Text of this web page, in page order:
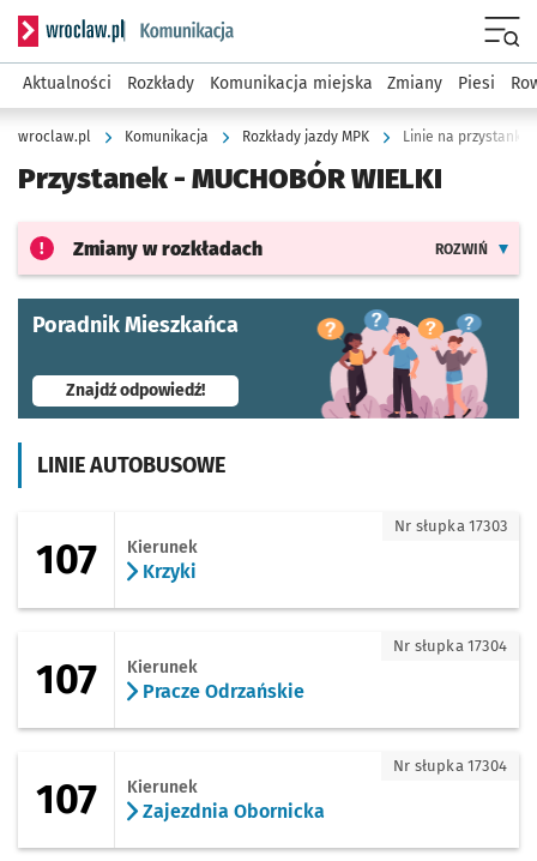
Serwis informacyjny wroclaw.pl podserwis: Komunikacja
Aktualności Rozkłady Komunikacja miejska Zmiany Piesi
wroclaw.pl Komunikacja Rozkłady jazdy MPK Linie na przystanku
Przystanek - MUCHOBÓR WIELKI
Zmiany w rozkładach ROZWIŃ
Poradnik Mieszkańca
Znajdź odpowiedź!- otworzy się w nowej karcie
LINIE AUTOBUSOWE
107 Kierunek
Krzyki
Nr słupka 17303
107 - kierunek Pracze Odrzańskie
107 Kierunek
Pracze Odrzańskie
Nr słupka 17304
107 - kierunek Zajezdnia Obornicka
107 Kierunek
Zajezdnia Obornicka
Nr słupka 17304